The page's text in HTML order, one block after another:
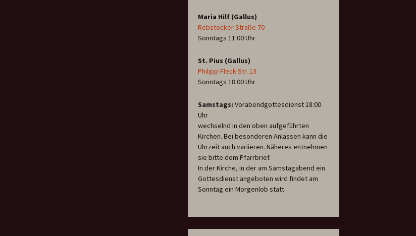
Maria Hilf (Gallus)
Rebstöcker Straße 70
Sonntags 11:00 Uhr
St. Pius (Gallus)
Philipp-Fleck-Str. 13
Sonntags 18:00 Uhr
Samstags: Vorabendgottesdienst 18:00
Uhr
wechselnd in den oben aufgeführten
Kirchen. Bei besonderen Anlässen kann die
Uhrzeit auch variieren. Näheres entnehmen
sie bitte dem Pfarrbrief.
In der Kirche, in der am Samstagabend ein
Gottesdienst angeboten wird findet am
Sonntag ein Morgenlob statt.